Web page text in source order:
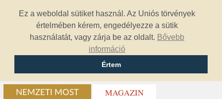
Ez a weboldal sütiket használ. Az Uniós törvények
értelmében kérem, engedélyezze a sütik
használatát, vagy zárja be az oldalt. Bővebb
információ
Értem
NEMZETI MOST MAGAZIN